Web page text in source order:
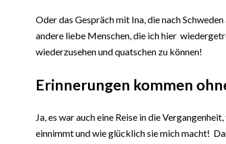
Oder das Gespräch mit Ina, die nach
andere liebe Menschen, die ich hier
wiederzusehen und quatschen zu können!
Erinnerungen kommen
Ja, es war auch eine Reise in die
einnimmt und wie glücklich sie mich macht!